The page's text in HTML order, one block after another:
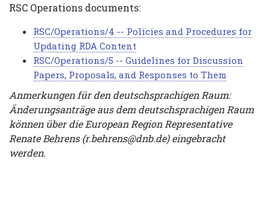
RSC Operations documents:
RSC/Operations/4 -- Policies and Procedures for
Updating RDA Content
RSC/Operations/5 -- Guidelines for Discussion
Papers, Proposals, and Responses to Them
Anmerkungen für den deutschsprachigen Raum:
Änderungsanträge aus dem deutschsprachigen Raum
können über die European Region Representative
Renate Behrens (r.behrens@dnb.de) eingebracht
werden.